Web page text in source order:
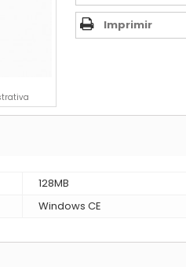
Imprimir
128MB
Windows CE